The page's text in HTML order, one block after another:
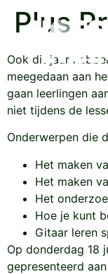
Plus
Ook dit jaar
meegedaan aan
gaan leerlingen
niet tijdens de
Onderwerpen die
Het maken
Het maken
Het
Hoe je kunt
Gitaar leren
Op donderdag 18
gepresenteerd